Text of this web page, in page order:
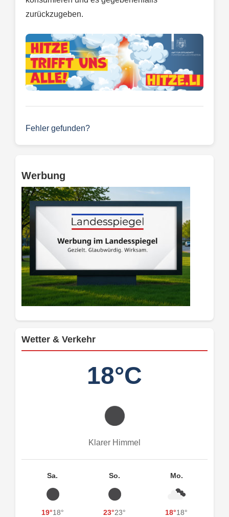
zurückzugeben.
Fehler gefunden?
Werbung
Wetter & Verkehr
18°C
Klarer Himmel
Sa.
19°18°
So.
23°23°
Mo.
18°18°